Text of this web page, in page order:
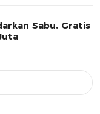
Sabu, Gratis